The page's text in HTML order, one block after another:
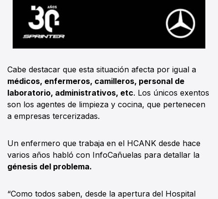
Cabe destacar que esta situación afecta por igual a
médicos, enfermeros, camilleros, personal de
laboratorio, administrativos, etc. Los únicos exentos
son los agentes de limpieza y cocina, que pertenecen
a empresas tercerizadas.
Un enfermero que trabaja en el HCANK desde hace
varios años habló con InfoCañuelas para detallar la
génesis del problema.
“Como todos saben, desde la apertura del Hospital